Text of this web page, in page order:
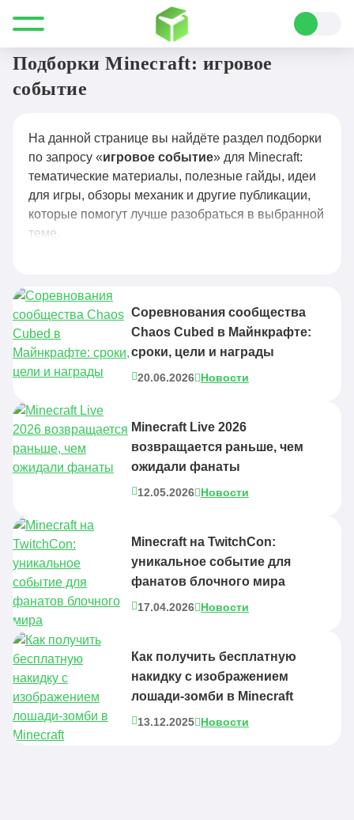
Все для Minecraft игровое событие
Подборки Minecraft: игровое
событие
На данной странице вы найдёте раздел подборки
по запросу «игровое событие» для Minecraft:
тематические материалы, полезные гайды, идеи
для игры, обзоры механик и другие публикации,
которые помогут лучше разобраться в выбранной
теме.
Соревнования сообщества
Chaos Cubed в Майнкрафте:
сроки, цели и награды
20.06.2026 Новости
Minecraft Live 2026
возвращается раньше, чем
ожидали фанаты
12.05.2026 Новости
Minecraft на TwitchCon:
уникальное событие для
фанатов блочного мира
17.04.2026 Новости
Как получить бесплатную
накидку с изображением
лошади-зомби в Minecraft
13.12.2025 Новости